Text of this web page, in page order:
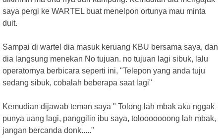
saya pergi ke WARTEL buat menelpon ortunya mau minta
duit.
Sampai di wartel dia masuk keruang KBU bersama saya, dan
dia langsung menekan No tujuan. no tujuan lagi sibuk, lalu
operatornya berbicara seperti ini, "Telepon yang anda tuju
sedang sibuk, cobalah beberapa saat lagi"
Kemudian dijawab teman saya " Tolong lah mbak aku nggak
punya uang lagi, panggilin ibu saya, tolooooooong lah mbak,
jangan bercanda donk....."